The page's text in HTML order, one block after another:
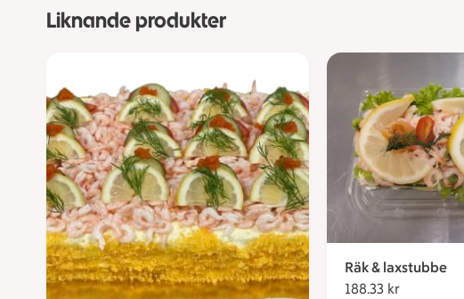
Liknande produkter
Räk & laxstubbe
188.33 kr